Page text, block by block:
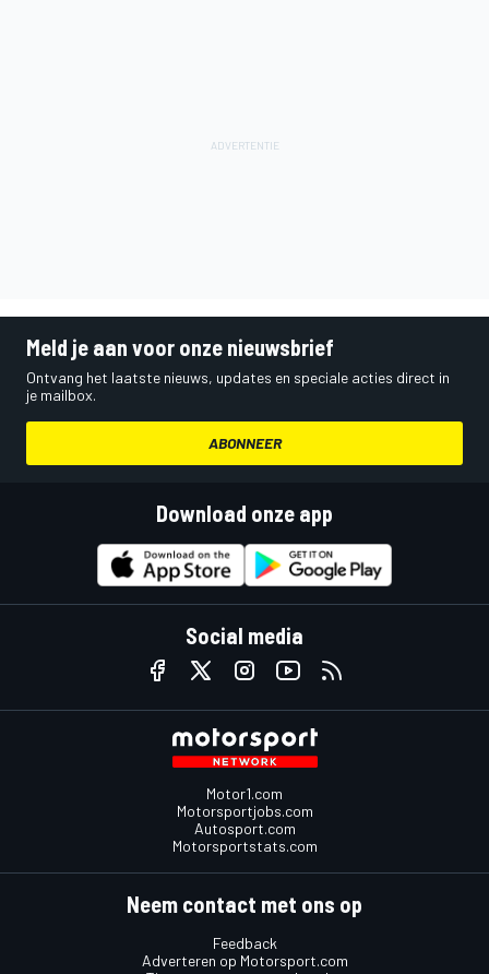
Meld je aan voor onze nieuwsbrief
Ontvang het laatste nieuws, updates en speciale acties direct in
je mailbox.
ABONNEER
Download onze app
Social media
Motor1.com
Motorsportjobs.com
Autosport.com
Motorsportstats.com
Neem contact met ons op
Feedback
Adverteren op Motorsport.com